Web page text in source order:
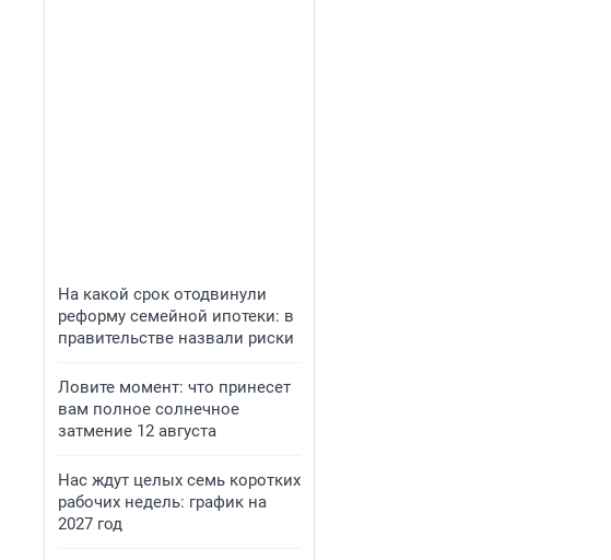
На какой срок отодвинули
реформу семейной ипотеки: в
правительстве назвали риски
Ловите момент: что принесет
вам полное солнечное
затмение 12 августа
Нас ждут целых семь коротких
рабочих недель: график на
2027 год